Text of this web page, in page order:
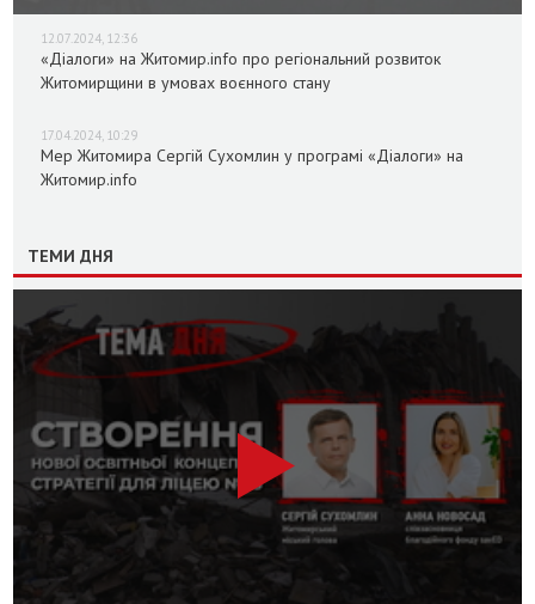
12.07.2024, 12:36
«Діалоги» на Житомир.info про регіональний розвиток
Житомирщини в умовах воєнного стану
17.04.2024, 10:29
Мер Житомира Сергій Сухомлин у програмі «Діалоги» на
Житомир.info
ТЕМИ ДНЯ